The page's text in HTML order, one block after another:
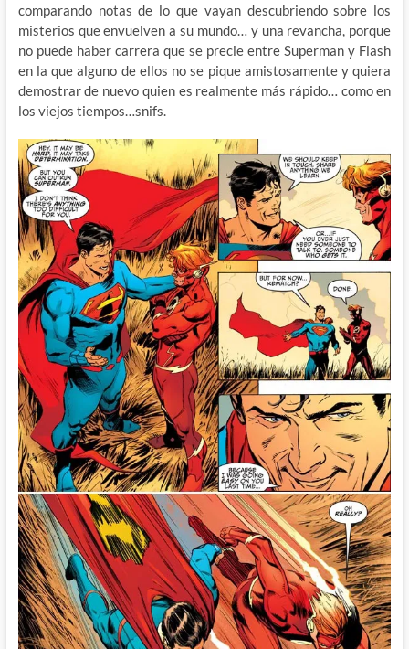
comparando notas de lo que vayan descubriendo sobre los
misterios que envuelven a su mundo… y una revancha, porque
no puede haber carrera que se precie entre Superman y Flash
en la que alguno de ellos no se pique amistosamente y quiera
demostrar de nuevo quien es realmente más rápido… como en
los viejos tiempos…snifs.